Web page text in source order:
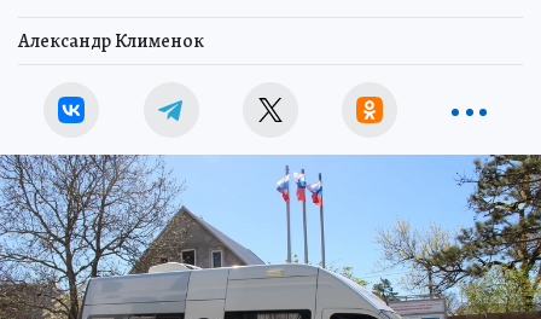
Александр Клименок